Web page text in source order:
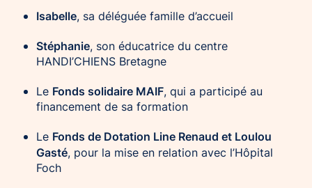
Isabelle, sa déléguée famille d’accueil
Stéphanie, son éducatrice du centre
HANDI’CHIENS Bretagne
Le Fonds solidaire MAIF, qui a participé au
financement de sa formation
Le Fonds de Dotation Line Renaud et Loulou
Gasté, pour la mise en relation avec l’Hôpital
Foch